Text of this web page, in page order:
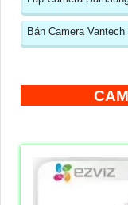
Bán Camera Vantech